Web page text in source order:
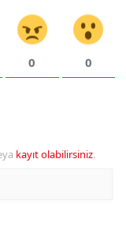
0 0
kayıt olabilirsiniz.